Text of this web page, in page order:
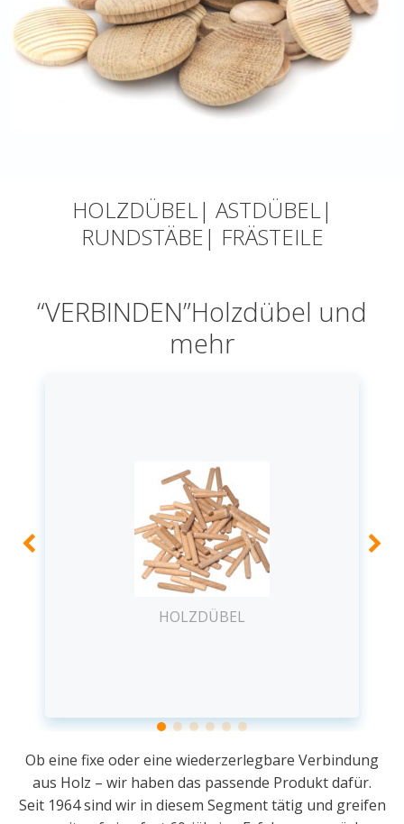
HOLZDÜBEL| ASTDÜBEL|
RUNDSTÄBE| FRÄSTEILE
“VERBINDEN”Holzdübel und
mehr
HOLZDÜBEL
Ob eine fixe oder eine wiederzerlegbare Verbindung
aus Holz – wir haben das passende Produkt dafür.
Seit 1964 sind wir in diesem Segment tätig und greifen